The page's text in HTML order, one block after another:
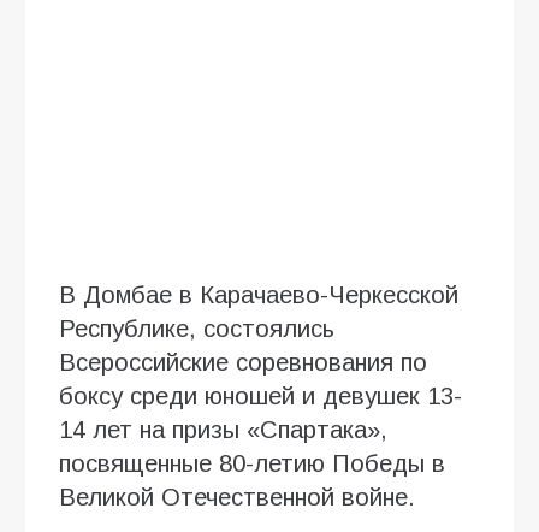
В Домбае в Карачаево-Черкесской
Республике, состоялись
Всероссийские соревнования по
боксу среди юношей и девушек 13-
14 лет на призы «Спартака»,
посвященные 80-летию Победы в
Великой Отечественной войне.